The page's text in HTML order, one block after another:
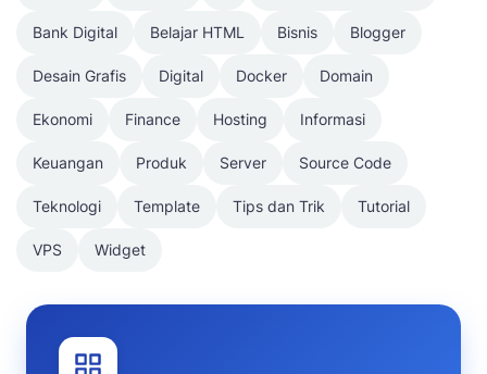
Bank Digital Belajar HTML Bisnis Blogger
Desain Grafis Digital Docker Domain
Ekonomi Finance Hosting Informasi
Keuangan Produk Server Source Code
Teknologi Template Tips dan Trik Tutorial
VPS Widget